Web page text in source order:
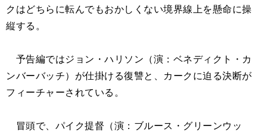
クはどちらに転んでもおかしくない境界線上を懸命に操
縦する。
予告編ではジョン・ハリソン（演：ベネディクト・カ
ンバーバッチ）が仕掛ける復讐と、カークに迫る決断が
フィーチャーされている。
冒頭で、パイク提督（演：ブルース・グリーンウッ